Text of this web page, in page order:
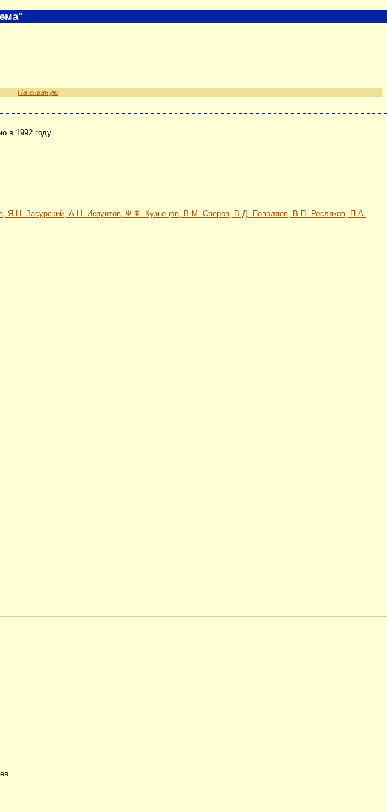
На главную
в 1992 году.
Я.Н. Засурский, А.Н. Иезуитов, Ф.Ф. Кузнецов, В.М. Озеров, В.Д. Поволяев, В.П. Росляков, П.А.